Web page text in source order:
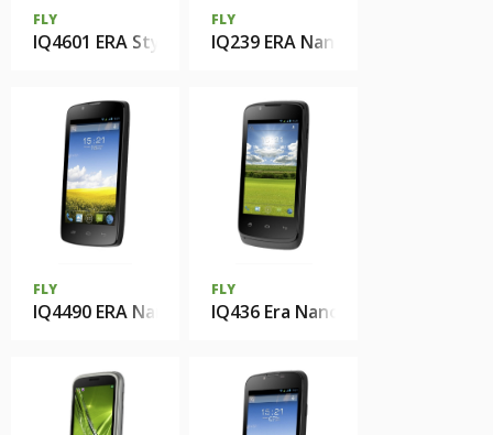
FLY
IQ4601 ERA Style 2
FLY
IQ239 ERA Nano 2
FLY
IQ4490 ERA Nano 4
FLY
IQ436 Era Nano 3